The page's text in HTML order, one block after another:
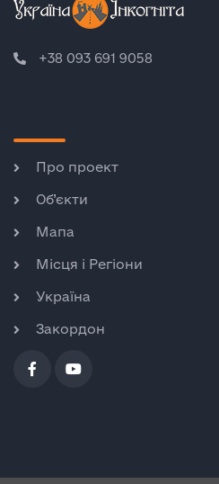
+38 093 691 9058
Про проект
Об’єкти
Мапа
Місця і Регіони
Україна
Закордон